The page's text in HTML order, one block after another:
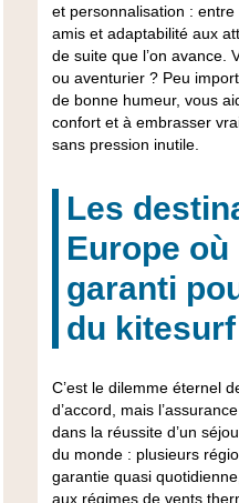
et personnalisation :
amis et adaptabilité aux
de suite que l’on avance.
ou aventurier ? Peu
de bonne humeur, vous
confort et à embrasser
sans pression inutile.
Les
Europe
garanti
du kitesurf
C’est le dilemme éternel
d’accord, mais
dans la réussite d’un
du monde : plusieurs
garantie quasi
aux régimes de vents